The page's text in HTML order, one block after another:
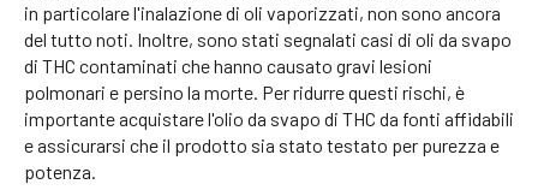
in particolare l'inalazione di oli vaporizzati, non sono ancora
del tutto noti. Inoltre, sono stati segnalati casi di oli da svapo
di THC contaminati che hanno causato gravi lesioni
polmonari e persino la morte. Per ridurre questi rischi, è
importante acquistare l'olio da svapo di THC da fonti affidabili
e assicurarsi che il prodotto sia stato testato per purezza e
potenza.